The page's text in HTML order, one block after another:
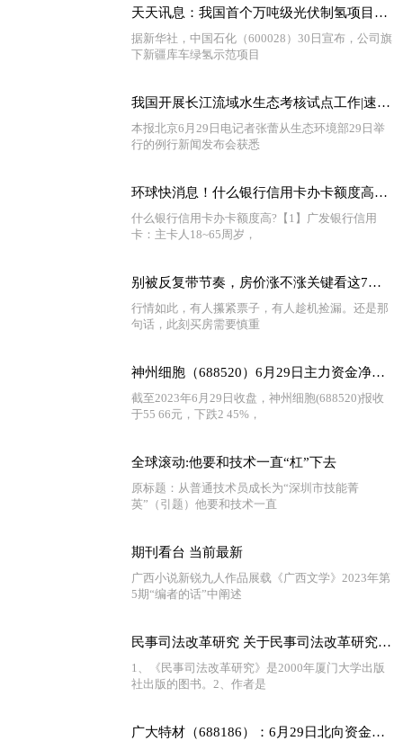
天天讯息：我国首个万吨级光伏制氢项目投产
据新华社，中国石化（600028）30日宣布，公司旗
下新疆库车绿氢示范项目
我国开展长江流域水生态考核试点工作|速看料
本报北京6月29日电记者张蕾从生态环境部29日举
行的例行新闻发布会获悉
环球快消息！什么银行信用卡办卡额度高？信用卡额度越高越好吗？
什么银行信用卡办卡额度高?【1】广发银行信用
卡：主卡人18~65周岁，
别被反复带节奏，房价涨不涨关键看这7点！ 全球看热讯
行情如此，有人攥紧票子，有人趁机捡漏。还是那
句话，此刻买房需要慎重
神州细胞（688520）6月29日主力资金净卖出532.18万元
截至2023年6月29日收盘，神州细胞(688520)报收
于55 66元，下跌2 45%，
全球滚动:他要和技术一直“杠”下去
原标题：从普通技术员成长为“深圳市技能菁
英”（引题）他要和技术一直
期刊看台 当前最新
广西小说新锐九人作品展载《广西文学》2023年第
5期“编者的话”中阐述
民事司法改革研究 关于民事司法改革研究介绍
1、《民事司法改革研究》是2000年厦门大学出版
社出版的图书。2、作者是
广大特材（688186）：6月29日北向资金增持12.6万股